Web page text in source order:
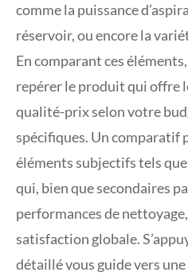
comme la puissance
réservoir, ou encore la
En comparant ces
repérer le produit qui offre
qualité-prix selon votre
spécifiques. Un comparatif
éléments subjectifs tels
qui, bien que secondaires
performances de
satisfaction globale.
détaillé vous guide vers une